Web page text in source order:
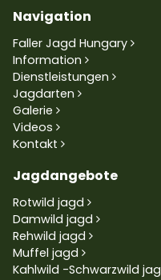
Navigation
Faller Jagd Hungary
Information
Dienstleistungen
Jagdarten
Galerie
Videos
Kontakt
Jagdangebote
Rotwild jagd
Damwild jagd
Rehwild jagd
Muffel jagd
Kahlwild -Schwarzwild